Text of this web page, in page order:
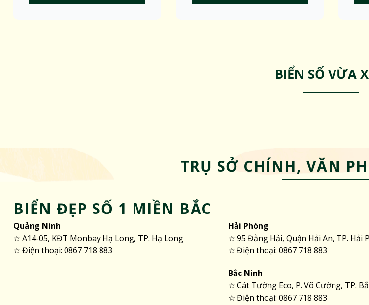
BIỂN SỐ VỪA
TRỤ SỞ CHÍNH, VĂN
BIỂN ĐẸP SỐ 1 MIỀN BẮC
Quảng Ninh
☆ A14-05, KĐT Monbay Hạ Long, TP. Hạ Long
☆ Điện thoại: 0867 718 883
Hải Phòng
☆ 95 Đằng Hải, Quận Hải An, TP. Hải
☆ Điện thoại: 0867 718 883
Bắc Ninh
☆ Cát Tường Eco, P. Võ Cường, TP.
☆ Điện thoại: 0867 718 883